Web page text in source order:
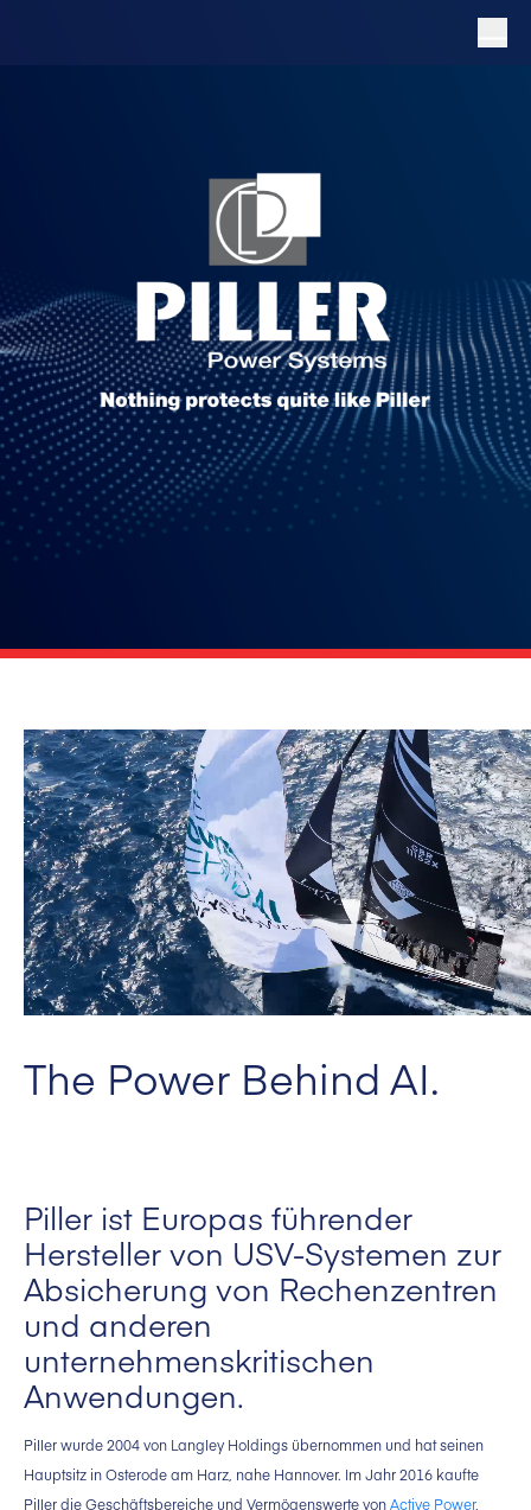
The Power Behind AI.
Piller ist Europas führender
Hersteller von USV-Systemen zur
Absicherung von Rechenzentren
und anderen
unternehmenskritischen
Anwendungen.
Piller wurde 2004 von Langley Holdings übernommen und hat seinen
Hauptsitz in Osterode am Harz, nahe Hannover. Im Jahr 2016 kaufte
Piller die Geschäftsbereiche und Vermögenswerte vonActive Power,